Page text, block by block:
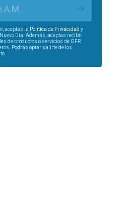
A.M.
aceptas la Política de Privacidad y
Día. Además, aceptas recibir
de productos o servicios de GFR
Podrás optar salirte de los